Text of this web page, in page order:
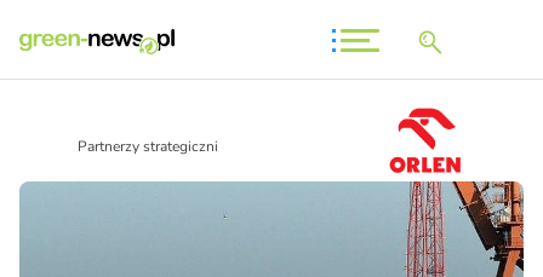
Partnerzy strategiczni